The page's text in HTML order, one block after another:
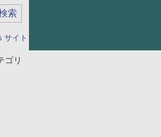
サイト
ゴリ